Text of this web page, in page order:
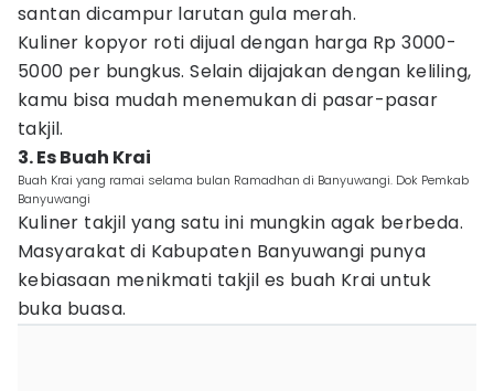
santan dicampur larutan gula merah.
Kuliner kopyor roti dijual dengan harga Rp 3000-
5000 per bungkus. Selain dijajakan dengan keliling,
kamu bisa mudah menemukan di pasar-pasar
takjil.
3. Es Buah Krai
Buah Krai yang ramai selama bulan Ramadhan di Banyuwangi. Dok Pemkab
Banyuwangi
Kuliner takjil yang satu ini mungkin agak berbeda.
Masyarakat di Kabupaten Banyuwangi punya
kebiasaan menikmati takjil es buah Krai untuk
buka buasa.